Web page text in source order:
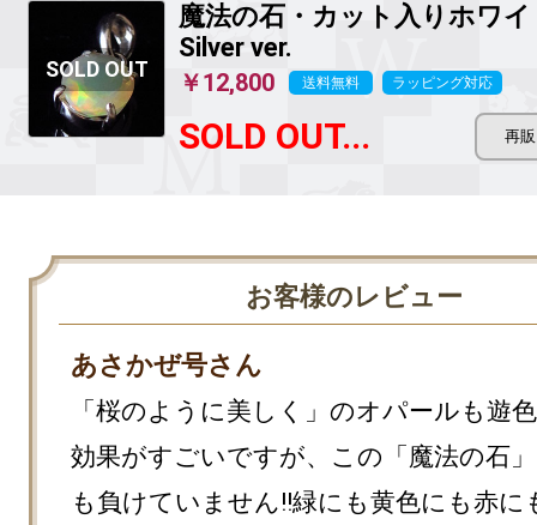
魔法の石 ・カット入りホワ
Silver ver.
￥12,800 送料無料 ラッピング対応
SOLD OUT...
お客様のレビュー
あさかぜ号さん
「桜のように美しく」のオパールも遊色
効果がすごいですが、この「魔法の石」
も負けていません!!緑にも黄色にも赤に